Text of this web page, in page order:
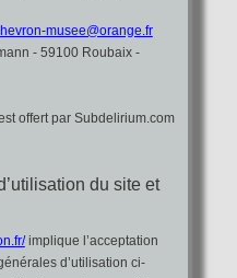
musee@orange.fr
- 59100 Roubaix -
offert par Subdelirium.com
du site et
implique l’acceptation
d’utilisation ci-